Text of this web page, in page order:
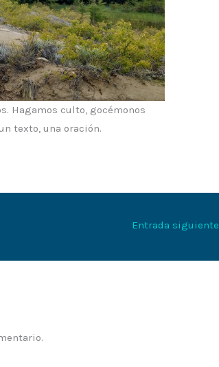
Hagamos culto, gocémonos
texto, una oración.
Entrada siguiente